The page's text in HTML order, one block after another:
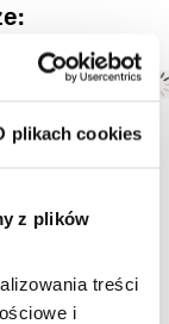
plikach cookies
z plików
treści
i